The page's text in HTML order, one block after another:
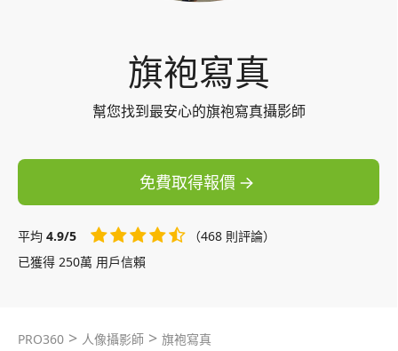
旗袍寫真
幫您找到最安心的旗袍寫真攝影師
免費取得報價
平均 4.9/5
（468 則評論）
已獲得 250萬 用戶信賴
PRO360 > 人像攝影師 > 旗袍寫真